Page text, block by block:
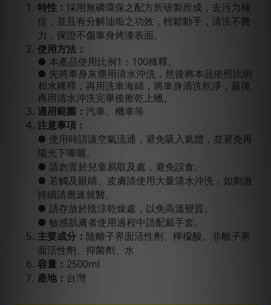
特性： 採用無磷環保之配方所研製而成，去污力極
佳，並且有分解油垢之功效，輕鬆動手，清洗不費
力，保證不傷車身烤漆表面。
使用方法：
● 本產品使用比例1：100稀釋。
● 先將車身灰塵用清水沖洗，然後將本品依照比例
和水稀釋，再用洗車海綿，將車身清洗乾淨，最後
再用清水沖洗完畢後擦乾上蠟。
適用範圍： 汽車、機車等
注意事項：
● 使用時請讓空氣流通，避免吸入氣體，並避免再
陽光下曝曬。
● 請勿置於兒童易取及處，避免誤食。
● 若觸及眼睛、皮膚請使用大量清水沖洗，如刺激
持續請應速就醫。
● 請存放於陰涼乾燥處，以免高溫變質。
● 敏感肌膚者使用過程中請配戴手套。
主要成分： 陰離子界面活性劑、檸檬酸、非離子界
面活性劑、抑菌劑、水
容量： 2500ml
產地： 台灣